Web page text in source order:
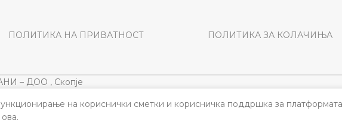
ПОЛИТИКА НА ПРИВАТНОСТ ПОЛИТИКА ЗА КОЛАЧИЊА
– ДОО , Скопје
на кориснички сметки и корисничка поддршка за